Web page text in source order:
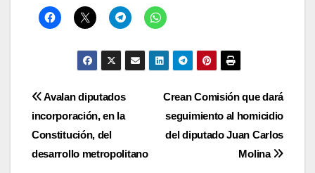
Navegación
de
entradas
Crean Comisión que dará
seguimiento al homicidio
del diputado Juan Carlos
Molina
Avalan diputados
incorporación, en la
Constitución, del
desarrollo metropolitano